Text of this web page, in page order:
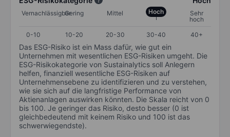
VernachlässigbarGering Mittel Hoch
Sehr
hoch
0-10
10-20 20-30 30-40 40+
Das ESG-Risiko ist ein Mass dafür, wie gut ein
Unternehmen mit wesentlichen ESG-Risiken umgeht. Die
ESG-Risikokategorie von Sustainalytics soll Anlegern
helfen, finanziell wesentliche ESG-Risiken auf
Unternehmensebene zu identifizieren und zu verstehen,
wie sie sich auf die langfristige Performance von
Aktienanlagen auswirken könnten. Die Skala reicht von 0
bis 100. Je geringer das Risiko, desto besser (0 ist
gleichbedeutend mit keinem Risiko und 100 ist das
schwerwiegendste).